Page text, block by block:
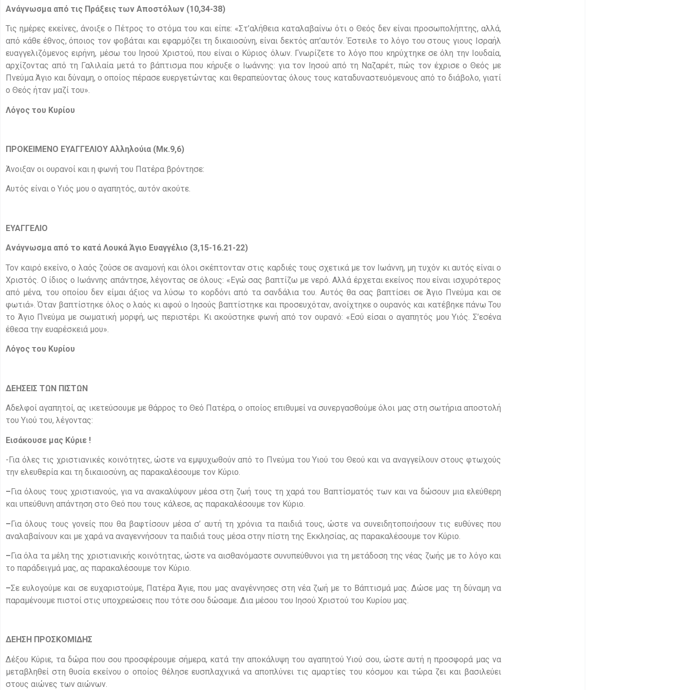
Ανάγνωσμα από τις Πράξεις των Αποστόλων (10,34-38)
Τις ημέρες εκείνες, άνοιξε ο Πέτρος το στόμα του και είπε: «Στ’αλήθεια καταλαβαίνω ότι ο Θεός δεν είναι προσωπολήπτης, αλλά,
από κάθε έθνος, όποιος τον φοβάται και εφαρμόζει τη δικαιοσύνη, είναι δεκτός απ’αυτόν. Έστειλε το λόγο του στους γιους Ισραήλ
ευαγγελιζόμενος ειρήνη, μέσω του Ιησού Χριστού, που είναι ο Κύριος όλων. Γνωρίζετε το λόγο που κηρύχτηκε σε όλη την Ιουδαία,
αρχίζοντας από τη Γαλιλαία μετά το βάπτισμα που κήρυξε ο Ιωάννης: για τον Ιησού από τη Ναζαρέτ, πώς τον έχρισε ο Θεός με
Πνεύμα Άγιο και δύναμη, ο οποίος πέρασε ευεργετώντας και θεραπεύοντας όλους τους καταδυναστευόμενους από το διάβολο, γιατί
ο Θεός ήταν μαζί του».
Λόγος του Κυρίου
ΠΡΟΚΕΙΜΕΝΟ ΕΥΑΓΓΕΛΙΟΥ Αλληλούια (Mκ.9,6)
Άνοιξαν οι ουρανοί και η φωνή του Πατέρα βρόντησε:
Αυτός είναι ο Υιός μου ο αγαπητός, αυτόν ακούτε.
ΕΥΑΓΓΕΛΙΟ
Ανάγνωσμα από το κατά Λουκά Άγιο Ευαγγέλιο (3,15-16.21-22)
Τον καιρό εκείνο, ο λαός ζούσε σε αναμονή και όλοι σκέπτονταν στις καρδιές τους σχετικά με τον Ιωάννη, μη τυχόν κι αυτός είναι ο
Χριστός. Ο ίδιος ο Ιωάννης απάντησε, λέγοντας σε όλους: «Εγώ σας βαπτίζω με νερό. Αλλά έρχεται εκείνος που είναι ισχυρότερος
από μένα, του οποίου δεν είμαι άξιος να λύσω το κορδόνι από τα σανδάλια του. Αυτός θα σας βαπτίσει σε Άγιο Πνεύμα και σε
φωτιά». Όταν βαπτίστηκε όλος ο λαός κι αφού ο Ιησούς βαπτίστηκε και προσευχόταν, ανοίχτηκε ο ουρανός και κατέβηκε πάνω Του
το Άγιο Πνεύμα με σωματική μορφή, ως περιστέρι. Κι ακούστηκε φωνή από τον ουρανό: «Εσύ είσαι ο αγαπητός μου Υιός. Σ’εσένα
έθεσα την ευαρέσκειά μου».
Λόγος του Κυρίου
ΔΕΗΣΕΙΣ ΤΩΝ ΠΙΣΤΩΝ
Αδελφοί αγαπητοί, ας ικετεύσουμε με θάρρος το Θεό Πατέρα, ο οποίος επιθυμεί να συνεργασθούμε όλοι μας στη σωτήρια αποστολή
του Υιού του, λέγοντας:
Εισάκουσε μας Κύριε !
-Για όλες τις χριστιανικές κοινότητες, ώστε να εμψυχωθούν από το Πνεύμα του Υιού του Θεού και να αναγγείλουν στους φτωχούς
την ελευθερία και τη δικαιοσύνη, ας παρακαλέσουμε τον Κύριο.
– Για όλους τους χριστιανούς, για να ανακαλύψουν μέσα στη ζωή τους τη χαρά του Βαπτίσματός των και να δώσουν μια ελεύθερη
και υπεύθυνη απάντηση στο Θεό που τους κάλεσε, ας παρακαλέσουμε τον Κύριο.
–Για όλους τους γονείς που θα βαφτίσουν μέσα σ’ αυτή τη χρόνια τα παιδιά τους, ώστε να συνειδητοποιήσουν τις ευθύνες που
αναλαβαίνουν και με χαρά να αναγεννήσουν τα παιδιά τους μέσα στην πίστη της Εκκλησίας, ας παρακαλέσουμε τον Κύριο.
– Για όλα τα μέλη της χριστιανικής κοινότητας, ώστε να αισθανόμαστε συνυπεύθυνοι για τη μετάδοση της νέας ζωής με το λόγο και
το παράδειγμά μας, ας παρακαλέσουμε τον Κύριο.
–Σε ευλογούμε και σε ευχαριστούμε, Πατέρα Άγιε, που μας αναγέννησες στη νέα ζωή με το Βάπτισμά μας. Δώσε μας τη δύναμη να
παραμένουμε πιστοί στις υποχρεώσεις που τότε σου δώσαμε. Δια μέσου του Ιησού Χριστού του Κυρίου μας.
ΔΕΗΣΗ ΠΡΟΣΚΟΜΙΔΗΣ
Δέξου Κύριε, τα δώρα που σου προσφέρουμε σήμερα, κατά την αποκάλυψη του αγαπητού Υιού σου, ώστε αυτή η προσφορά μας να
μεταβληθεί στη θυσία εκείνου ο οποίος θέλησε ευσπλαχνικά να αποπλύνει τις αμαρτίες του κόσμου και τώρα ζει και βασιλεύει
στους αιώνες των αιώνων.